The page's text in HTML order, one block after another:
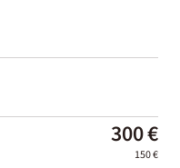
300 €
150 €